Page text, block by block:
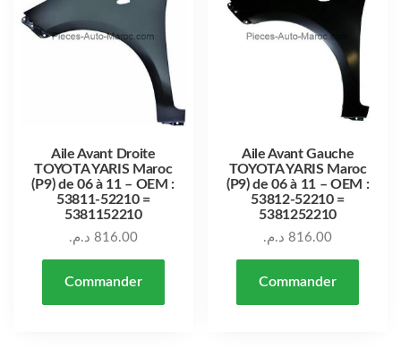
Aile Avant Droite
TOYOTA YARIS Maroc
(P9) de 06 à 11 – OEM :
53811-52210 =
5381152210
816.00 د.م.
Commander
Aile Avant Gauche
TOYOTA YARIS Maroc
(P9) de 06 à 11 – OEM :
53812-52210 =
5381252210
816.00 د.م.
Commander